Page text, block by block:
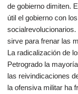
de gobierno dimiten.
útil el gobierno con
sirve para frenar las
La radicalización de
Petrogrado la
las reivindicaciones
la ofensiva militar ha